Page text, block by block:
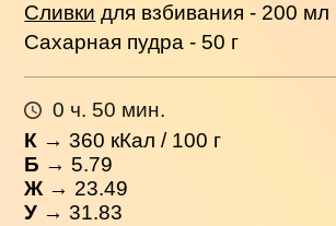
Сливки для взбивания - 200 мл
Сахарная пудра - 50 г
0 ч. 50 мин.
К →360 кКал / 100 г
Б → 5.79
Ж → 23.49
У → 31.83